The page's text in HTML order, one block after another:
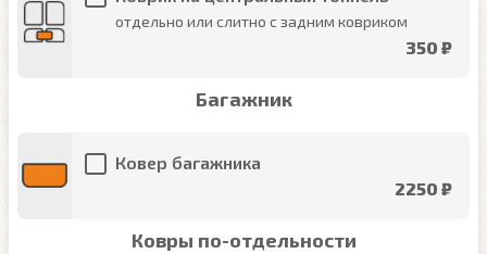
отдельно или слитно с задним ковриком
350 ₽
Багажник
Ковер багажника
2250 ₽
Ковры по-отдельности